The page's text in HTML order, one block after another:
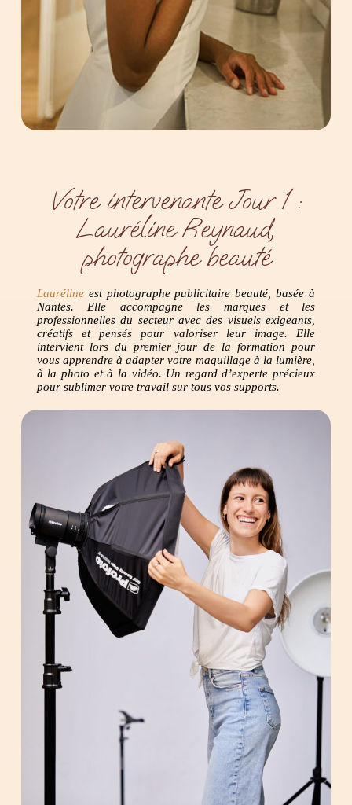
Votre intervenante Jour 1 :
Lauréline Reynaud,
photographe beauté
Laurélineest photographe publicitaire beauté, basée à
Nantes. Elle accompagne les marques et les
professionnelles du secteur avec des visuels exigeants,
créatifs et pensés pour valoriser leur image. Elle
intervient lors du premier jour de la formation pour
vous apprendre à adapter votre maquillage à la lumière,
à la photo et à la vidéo. Un regard d’experte précieux
pour sublimer votre travail sur tous vos supports.